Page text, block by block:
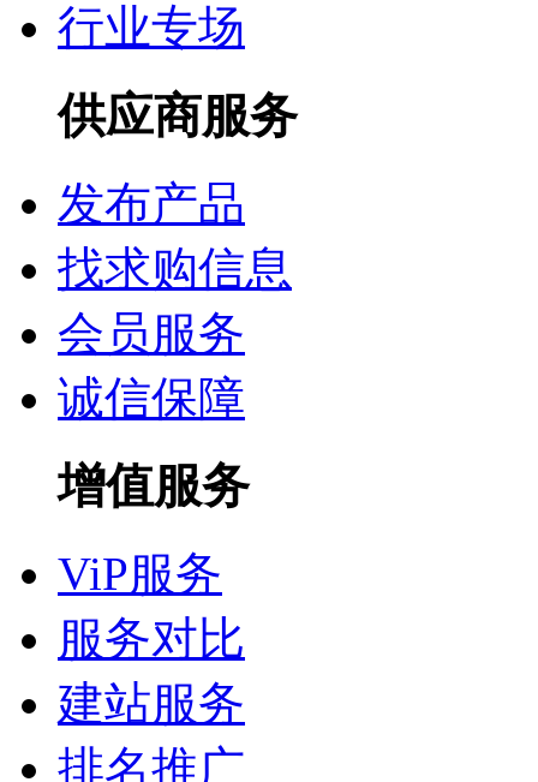
行业专场
供应商服务
发布产品
找求购信息
会员服务
诚信保障
增值服务
ViP服务
服务对比
建站服务
排名推广